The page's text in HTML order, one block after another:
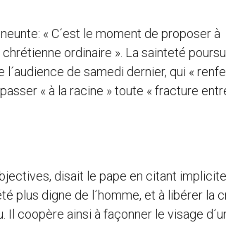
« C´est le moment de proposer à
ordinaire ». La sainteté
de samedi dernier, qui «
« à la racine » toute « fracture
disait le pape en citant
plus digne de l´homme, et à libérer la
coopère ainsi à façonner le visage